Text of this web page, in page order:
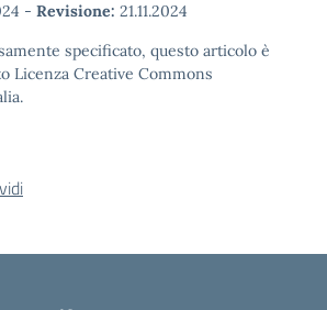
- Revisione: 21.11.2024
specificato, questo articolo è
Licenza Creative Commons